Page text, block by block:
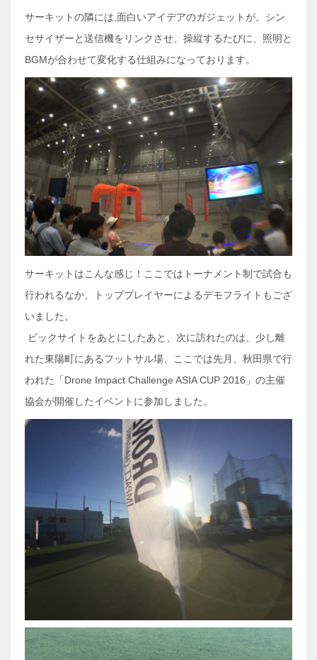
サーキットの隣には,面白いアイデアのガジェットが。シン
セサイザーと送信機をリンクさせ、操縦するたびに、照明と
BGMが合わせて変化する仕組みになっております。
サーキットはこんな感じ！ここではトーナメント制で試合も
行われるなか、トッププレイヤーによるデモフライトもござ
いました。
ビックサイトをあとにしたあと、次に訪れたのは、少し離
れた東陽町にあるフットサル場、ここでは先月、秋田県で行
われた「Drone Impact Challenge ASIA CUP 2016」の主催
協会が開催したイベントに参加しました。